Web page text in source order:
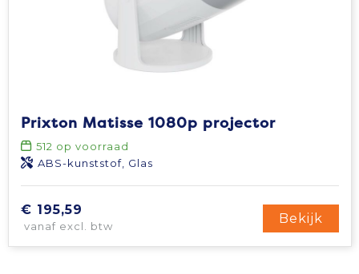
Prixton Matisse 1080p projector
512 op voorraad
ABS-kunststof, Glas
€ 195,59
vanaf excl. btw
Bekijk